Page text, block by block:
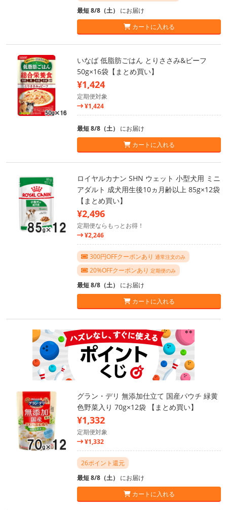
最短 8/8（土） にお届け
カートに入れる
いなば 低脂肪ごはん とりささみ&ビーフ
50g×16袋【まとめ買い】
¥1,424
定期便対象
¥1,424
最短 8/8（土） にお届け
カートに入れる
ロイヤルカナン SHN ウェット 小型犬用 ミニ
アダルト 成犬用生後10ヵ月齢以上 85g×12袋
【まとめ買い】
¥2,496
定期便ならもっとお得！
¥2,246
300円OFFクーポンあり 通常注文のみ
20%OFFクーポンあり 定期便のみ
最短 8/8（土） にお届け
カートに入れる
グラン・デリ 無添加仕立て 国産パウチ 緑黄
色野菜入り 70g×12袋 【まとめ買い】
¥1,332
定期便対象
¥1,332
26ポイント還元
最短 8/8（土） にお届け
カートに入れる